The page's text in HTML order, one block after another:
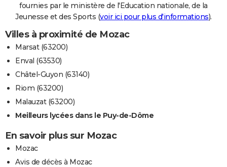
fournies par le ministère de l'Education nationale, de la
Jeunesse et des Sports (voir ici pour plus d'informations).
Villes à proximité de Mozac
Marsat (63200)
Enval (63530)
Châtel-Guyon (63140)
Riom (63200)
Malauzat (63200)
Meilleurs lycées dans le Puy-de-Dôme
En savoir plus sur Mozac
Mozac
Avis de décès à Mozac